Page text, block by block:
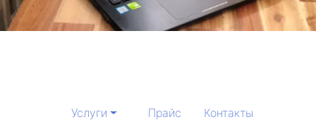
Услуги Прайс Контакты